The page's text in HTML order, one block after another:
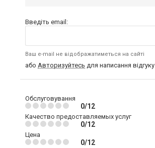
Введіть email:
Ваш e-mail не відображатиметься на сайті
або Авторизуйтесь для написання відгуку
Обслуговування
0/12
Качество предоставляемых услуг
0/12
Цена
0/12